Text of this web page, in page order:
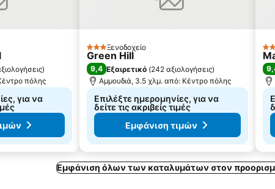
)
πόλης
για να
3 ΑστέριαΞενοδοχείο
Green Hill
9,4 Εξαιρετικό (242 αξιολογήσεις)
Αμμουδιά, 3.5 χλμ. από: Κέντρο πόλης
Επιλέξτε ημερομηνίες, για να
δείτε τις ακριβείς τιμές
Εμφάνιση τιμών
4
Εμφάνιση όλων των καταλυμάτων στον